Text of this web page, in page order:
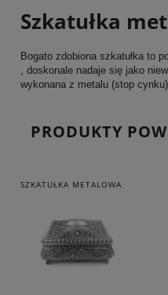
Szkatułka
Bogato zdobiona szkatułka to
, doskonale nadaje się jako
wykonana z metalu (stop
PRODUKTY
SZKATUŁKA METALOWA